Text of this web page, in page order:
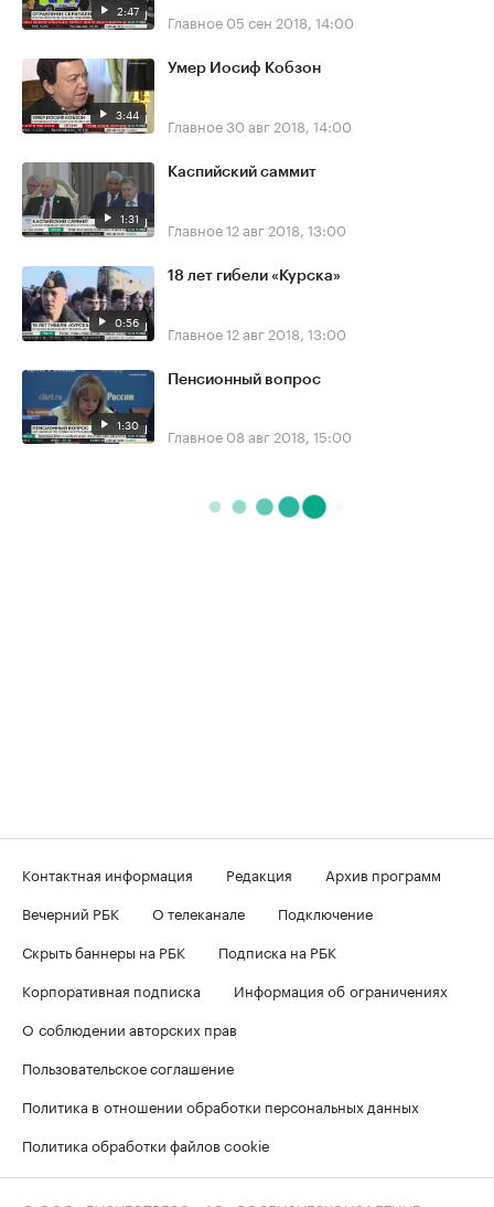
2:47 Главное 05 сен 2018, 14:00
3:44
Умер Иосиф Кобзон
Главное30 авг 2018, 14:00
1:31
Каспийский саммит
Главное12 авг 2018, 13:00
0:56
18 лет гибели «Курска»
Главное12 авг 2018, 13:00
1:30
Пенсионный вопрос
Главное 08 авг 2018, 15:00
Контактная информация Редакция
Архив программ
Вечерний РБК
О телеканале
Подключение
Скрыть баннеры на РБК
Подписка на РБК
Корпоративная подписка
Информация об ограничениях
О соблюдении авторских прав
Пользовательское соглашение
Политика в отношении обработки персональных данных
Политика обработки файлов cookie